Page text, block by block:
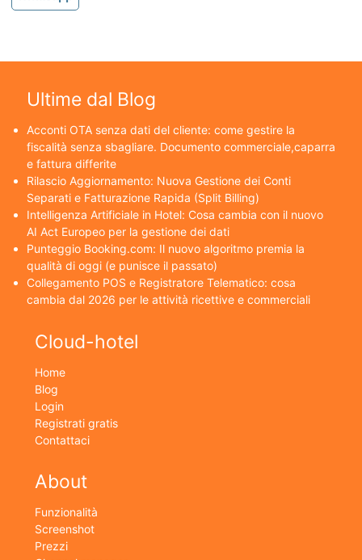
Ultime dal Blog
Acconti OTA senza dati del cliente: come gestire la
fiscalità senza sbagliare. Documento commerciale,caparra
e fattura differite
Rilascio Aggiornamento: Nuova Gestione dei Conti
Separati e Fatturazione Rapida (Split Billing)
Intelligenza Artificiale in Hotel: Cosa cambia con il nuovo
AI Act Europeo per la gestione dei dati
Punteggio Booking.com: Il nuovo algoritmo premia la
qualità di oggi (e punisce il passato)
Collegamento POS e Registratore Telematico: cosa
cambia dal 2026 per le attività ricettive e commerciali
Cloud-hotel
Home
Blog
Login
Registrati gratis
Contattaci
About
Funzionalità
Screenshot
Prezzi